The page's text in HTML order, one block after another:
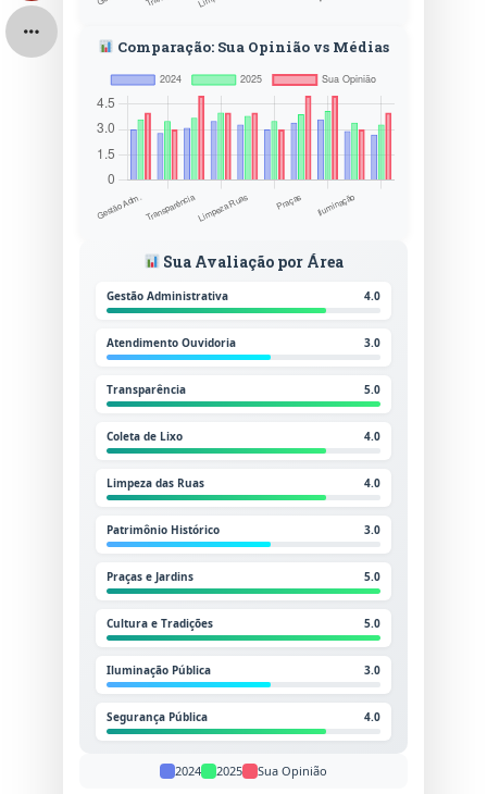
Comparação: Sua Opinião vs Médias
Sua Avaliação por Área
Gestão Administrativa 4.0
Atendimento Ouvidoria 3.0
Transparência 5.0
Coleta de Lixo 4.0
Limpeza das Ruas 4.0
Patrimônio Histórico 3.0
Praças e Jardins 5.0
Cultura e Tradições 5.0
Iluminação Pública 3.0
Segurança Pública 4.0
2024 2025 Sua Opinião